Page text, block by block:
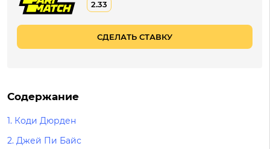
2.33
СДЕЛАТЬ СТАВКУ
Содержание
1. Коди Дюрден
2. Джей Пи Байс